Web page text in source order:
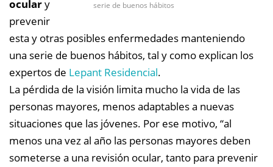
serie de buenos hábitos
oculary
prevenir
esta y otras posibles enfermedades manteniendo
una serie de buenos hábitos, tal y como explican los
expertos de Lepant Residencial.
La pérdida de la visión limita mucho la vida de las
personas mayores, menos adaptables a nuevas
situaciones que las jóvenes. Por ese motivo, “al
menos una vez al año las personas mayores deben
someterse a una revisión ocular, tanto para prevenir